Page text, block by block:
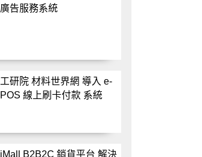
廣告服務系統
工研院 材料世界網 導入 e-
POS 線上刷卡付款 系統
iMall B2B2C 銷貨平台 解決